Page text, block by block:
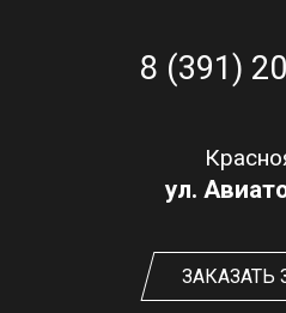
8 (391)
ул.
ЗАКАЗАТЬ